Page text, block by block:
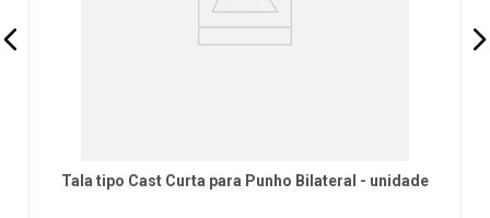
Tala tipo Cast Curta para Punho Bilateral - unidade